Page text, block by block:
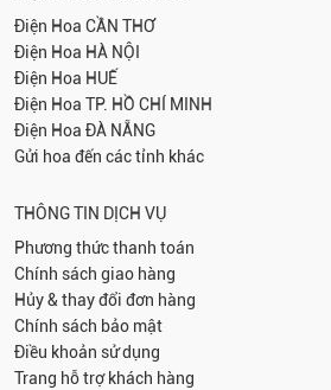
Điện Hoa CẦN THƠ
Điện Hoa HÀ NỘI
Điện Hoa HUẾ
Điện Hoa TP. HỒ CHÍ MINH
Điện Hoa ĐÀ NẴNG
Gửi hoa đến các tỉnh khác
THÔNG TIN DỊCH VỤ
Phương thức thanh toán
Chính sách giao hàng
Hủy & thay đổi đơn hàng
Chính sách bảo mật
Điều khoản sử dụng
Trang hỗ trợ khách hàng